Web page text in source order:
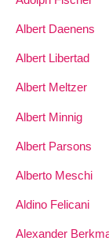
Albert Daenens
Albert Libertad
Albert Meltzer
Albert Minnig
Albert Parsons
Alberto Meschi
Aldino Felicani
Alexander